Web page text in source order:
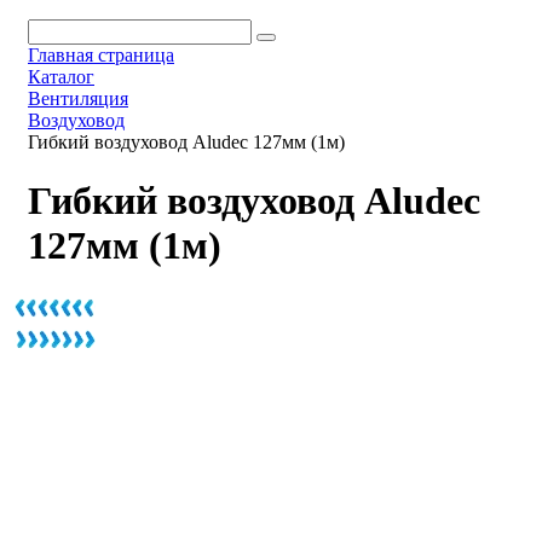
Главная страница
Каталог
Вентиляция
Воздуховод
Гибкий воздуховод Aludec 127мм (1м)
Гибкий воздуховод Aludec
127мм (1м)